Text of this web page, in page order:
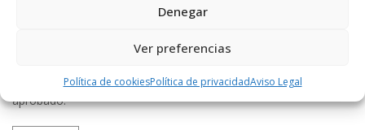
Denegar
Ver preferencias
Política de cookiesPolítica de privacidadAviso Legal
Notificarme vía correo electrónico cuando el comentario sea
aprobado.